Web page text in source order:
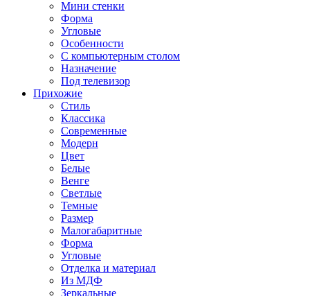
Мини стенки
Форма
Угловые
Особенности
С компьютерным столом
Назначение
Под телевизор
Прихожие
Стиль
Классика
Современные
Модерн
Цвет
Белые
Венге
Светлые
Темные
Размер
Малогабаритные
Форма
Угловые
Отделка и материал
Из МДФ
Зеркальные